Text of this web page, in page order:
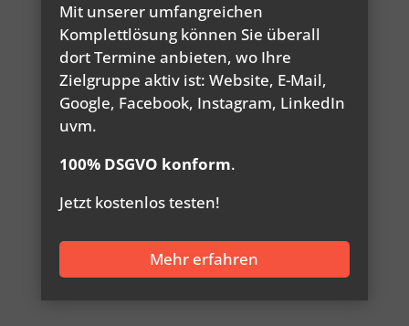
Mit unserer umfangreichen
Komplettlösung können Sie überall
dort Termine anbieten, wo Ihre
Zielgruppe aktiv ist: Website, E-Mail,
Google, Facebook, Instagram, LinkedIn
uvm.
100% DSGVO konform.
Jetzt kostenlos testen!
Mehr erfahren